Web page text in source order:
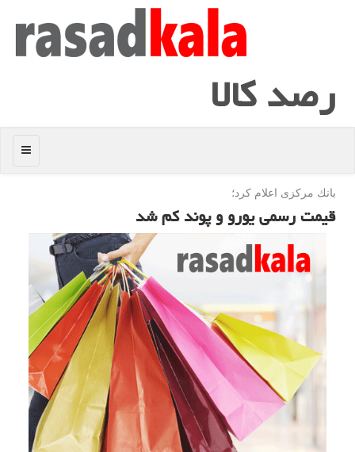
رصد كالا
منو
بانك مركزی اعلام كرد؛
قیمت رسمی یورو و پوند كم شد